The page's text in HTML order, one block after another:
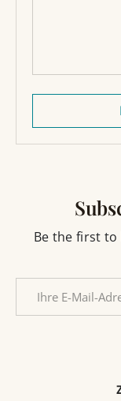
Be the first